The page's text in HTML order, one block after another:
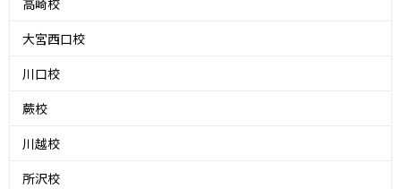
高崎校
大宮西口校
川口校
蕨校
川越校
所沢校